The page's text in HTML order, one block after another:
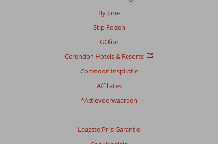
By June
Stip Reizen
GOfun
Corendon Hotels & Resorts
Corendon Inspiratie
Affiliates
*Actievoorwaarden
Laagste Prijs Garantie